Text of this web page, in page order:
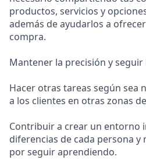
productos, servicios y
además de ayudarlos a
compra.
Mantener la precisión y seguir
Hacer otras tareas según sea
a los clientes en otras zonas
Contribuir a crear un entorno
diferencias de cada persona
por seguir aprendiendo.